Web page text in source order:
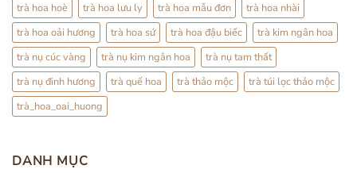
trà hoa hoè
trà hoa lưu ly trà hoa mẫu đơn
trà hoa nhài
trà hoa oải hương
trà hoa sứ trà hoa đậu biếc
trà kim ngân hoa
trà nụ cúc vàng
trà nụ kim ngân hoa
trà nụ tam thất
trà nụ đinh hương
trà quế hoa trà thảo mộc
trà túi lọc thảo mộc
trà_hoa_oai_huong
DANH MỤC